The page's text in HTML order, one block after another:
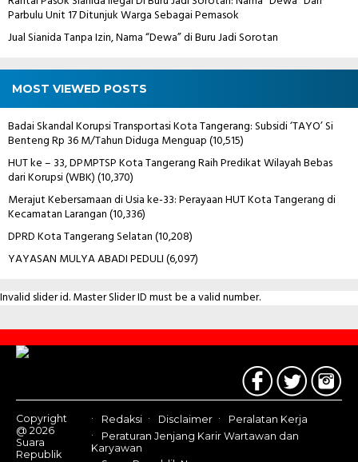
Parbulu Unit 17 Ditunjuk Warga Sebagai Pemasok
Jual Sianida Tanpa Izin, Nama “Dewa” di Buru Jadi Sorotan
MOST VIEWED POSTS
Badai Skandal Korupsi Transportasi Kota Tangerang: Subsidi ‘TAYO’ Si
Benteng Rp 36 M/Tahun Diduga Menguap(10,515)
HUT ke – 33, DPMPTSP Kota Tangerang Raih Predikat Wilayah Bebas
dari Korupsi (WBK)(10,370)
Merajut Kebersamaan di Usia ke-33: Perayaan HUT Kota Tangerang di
Kecamatan Larangan(10,336)
DPRD Kota Tangerang Selatan(10,208)
YAYASAN MULYA ABADI PEDULI(6,097)
Invalid slider id. Master Slider ID must be a valid number.
Contact
Us
Copyright
@ 2026
Suara
Republik
Redaksi Disclaimer
Peralatan Kerja
Peraturan Jenjang Karir Wartawan dan
Karyawan